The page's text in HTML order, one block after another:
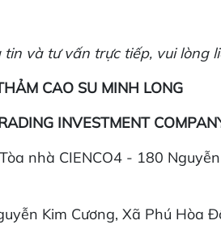
và tư vấn trực tiếp, vui lòng
CAO SU MINH LONG
INVESTMENT
nhà CIENCO4 - 180
Kim Cương, Xã Phú Hòa